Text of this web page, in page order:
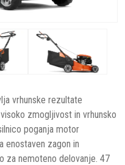
vrhunske rezultate
zmogljivost in vrhunsko
poganja motor
enostaven zagon in
za nemoteno delovanje. 47